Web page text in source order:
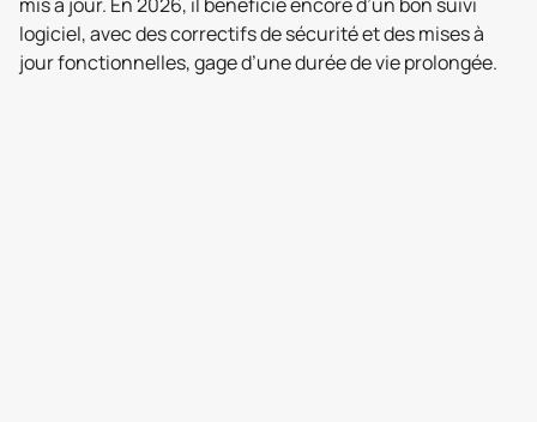
logiciel, avec des correctifs de sécurité et des mises à
jour fonctionnelles, gage d’une durée de vie prolongée.